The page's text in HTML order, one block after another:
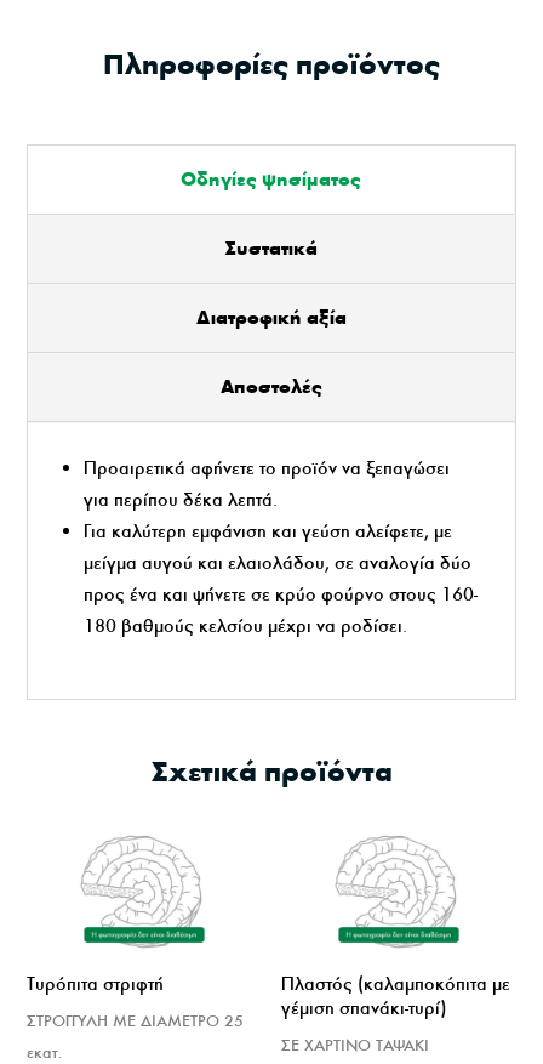
Πληροφορίες προϊόντος
Οδηγίες ψησίματος
Συστατικά
Διατροφική αξία
Αποστολές
Προαιρετικά αφήνετε το προϊόν να ξεπαγώσει
για περίπου δέκα λεπτά.
Για καλύτερη εμφάνιση και γεύση αλείφετε, με
μείγμα αυγού και ελαιολάδου, σε αναλογία δύο
προς ένα και ψήνετε σε κρύο φούρνο στους 160-
180 βαθμούς κελσίου μέχρι να ροδίσει.
Σχετικά προϊόντα
Τυρόπιτα στριφτή
ΣΤΡΟΓΓΥΛΗ ΜΕ ΔΙΑΜΕΤΡΟ 25
εκατ.
Πλαστός (καλαμποκόπιτα με
γέμιση σπανάκι-τυρί)
ΣΕ ΧΑΡΤΙΝΟ ΤΑΨΑΚΙ